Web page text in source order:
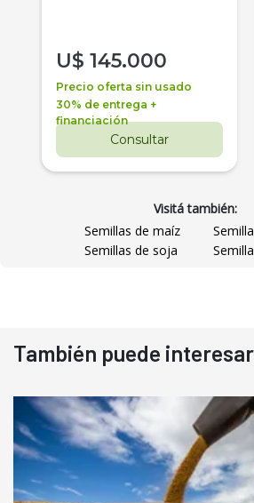
U$ 145.000
Precio oferta sin usado
30% de entrega +
financiación
Consultar
Visitá también:
Semillas de maíz
Semillas de soja
También puede